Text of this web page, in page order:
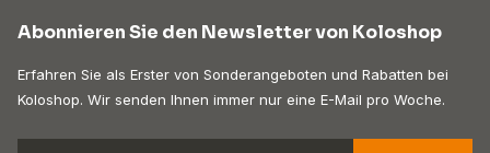
Abonnieren Sie den Newsletter von Koloshop
Erfahren Sie als Erster von Sonderangeboten und Rabatten bei
Koloshop. Wir senden Ihnen immer nur eine E-Mail pro Woche.